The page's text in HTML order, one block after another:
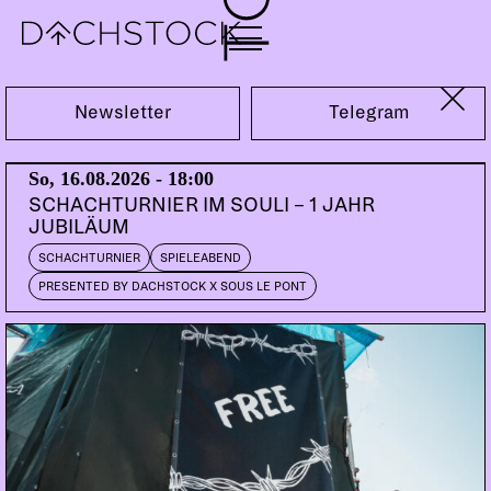
Fr, 03.05.2013
Bern | Bakara Music
Newsletter Telegram
So, 16.08.2026 - 18:00
SCHACHTURNIER IM SOULI – 1 JAHR
JUBILÄUM
SCHACHTURNIER SPIELEABEND
PRESENTED BY DACHSTOCK X SOUS LE PONT